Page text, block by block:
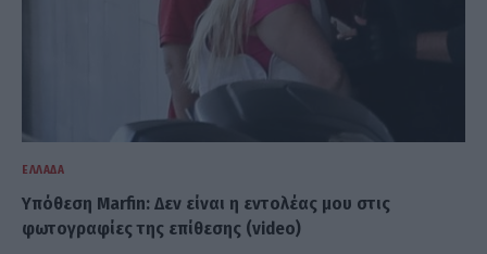
ΕΛΛΆΔΑ
Υπόθεση Marfin: Δεν είναι η εντολέας μου στις
φωτογραφίες της επίθεσης (video)